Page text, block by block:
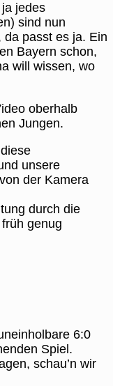
jedes
sind nun
passt es ja. Ein
Bayern schon,
will wissen, wo
oberhalb
Jungen.
unsere
der Kamera
durch die
genug
6:0
Spiel.
schau’n wir